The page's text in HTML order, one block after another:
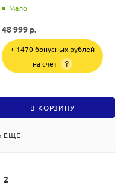
Мало
48 999 р.
+ 1470 бонусных рублей
на счет
?
В КОРЗИНУ
ЕЩЕ
2